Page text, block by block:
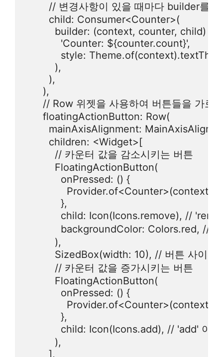
// 변경사항이 있을 때마다 builder를
        child: Consumer<Counter>(
builder: (context, counter, child) =>
            'Counter: ${counter.count}',
style:
          ),
        ),
      ),
// Row 위젯을 사용하여 버튼들을 가로
      floatingActionButton: Row(
mainAxisAlignment:
        children: <Widget>[
          // 카운터 값을 감소시키는 버튼
          FloatingActionButton(
            onPressed: () {
Provider.of<Counter>(context,
            },
child: Icon(Icons.remove), //
backgroundColor: Colors.red, //
          ),
SizedBox(width: 10), // 버튼 사이의
          // 카운터 값을 증가시키는 버튼
          FloatingActionButton(
            onPressed: () {
Provider.of<Counter>(context,
            },
child: Icon(Icons.add), // 'add' 아
          ),
        ],